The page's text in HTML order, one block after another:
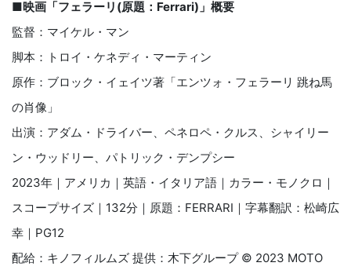
■映画「フェラーリ(原題：Ferrari)」概要
監督：マイケル・マン
脚本：トロイ・ケネディ・マーティン
原作：ブロック・イェイツ著「エンツォ・フェラーリ 跳ね馬
の肖像」
出演：アダム・ドライバー、ペネロペ・クルス、シャイリー
ン・ウッドリー、パトリック・デンプシー
2023年｜アメリカ｜英語・イタリア語｜カラー・モノクロ｜
スコープサイズ｜132分｜原題：FERRARI｜字幕翻訳：松崎広
幸｜PG12
配給：キノフィルムズ 提供：木下グループ © 2023 MOTO